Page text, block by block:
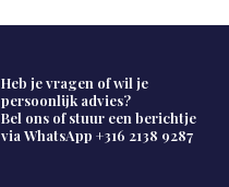
Heb je vragen of wil je
persoonlijk advies?
Bel ons of stuur een berichtje
via WhatsApp +316 2138 9287